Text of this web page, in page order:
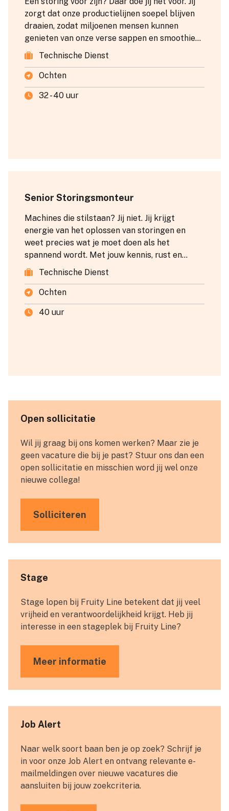
Open sollicitatie
Wil jij graag bij ons komen werken? Maar zie je
geen vacature die bij je past? Stuur ons dan een
open sollicitatie en misschien word jij wel onze
nieuwe collega!
Solliciteren
Stage
Stage lopen bij Fruity Line betekent dat jij veel
vrijheid en verantwoordelijkheid krijgt. Heb jij
interesse in een stageplek bij Fruity Line?
Meer informatie
Job Alert
Naar welk soort baan ben je op zoek? Schrijf je
in voor onze Job Alert en ontvang relevante e-
mailmeldingen over nieuwe vacatures die
aansluiten bij jouw zoekcriteria.
zorgt dat onze productielijnen soepel blijven
draaien, zodat miljoenen mensen kunnen
genieten van onze verse sappen en smoothies.
Met jouw technische kennis en praktische
voorkomt ze. En daar krijg je energie van.
Technische Dienst
Ochten
32 - 40 uur
Senior Storingsmonteur
Machines die stilstaan? Jij niet. Jij krijgt
energie van het oplossen van storingen en
weet precies wat je moet doen als het
spannend wordt. Met jouw kennis, rust en
gezonde dosis humor help je collega’s verder
dat als jouw manier van werken? Dan hoor jij bij
Fruity Line.
Technische Dienst
Ochten
40 uur